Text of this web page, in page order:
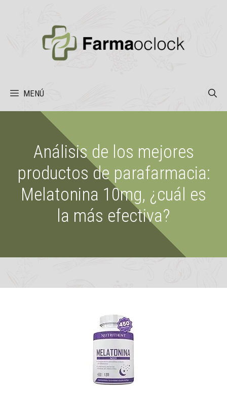
MENÚ
Análisis de los mejores
productos de parafarmacia:
Melatonina 10mg, ¿cuál es
la más efectiva?